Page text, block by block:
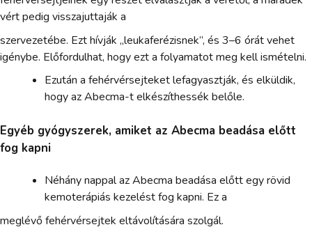
vért pedig visszajuttaják a
szervezetébe. Ezt hívják „leukaferézisnek”, és 3–6 órát vehet
igénybe. Előfordulhat, hogy ezt a folyamatot meg kell ismételni.
Ezután a fehérvérsejteket lefagyasztják, és elküldik,
hogy az Abecma-t elkészíthessék belőle.
Egyéb gyógyszerek, amiket az Abecma beadása előtt
fog kapni
Néhány nappal az Abecma beadása előtt egy rövid
kemoterápiás kezelést fog kapni. Ez a
meglévő fehérvérsejtek eltávolítására szolgál.